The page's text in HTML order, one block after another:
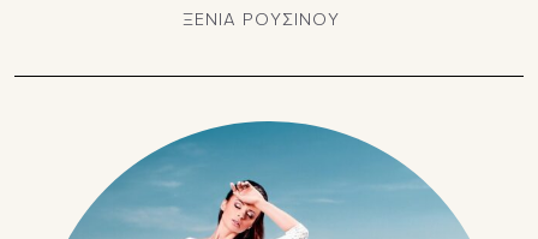
ΞΕΝΙΑ ΡΟΥΣΙΝΟΥ